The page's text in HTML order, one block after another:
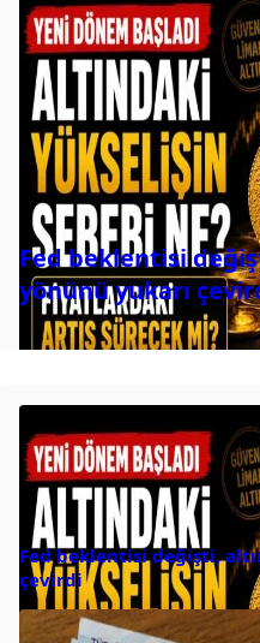
Fed beklentisi
yönünü yukarı
Fed beklentisi değişti,
çevirdi